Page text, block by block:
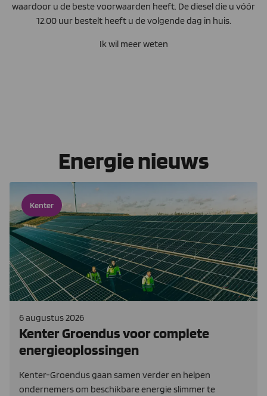
waardoor u de beste voorwaarden heeft. De diesel die u vóór
12.00 uur bestelt heeft u de volgende dag in huis.
Ik wil meer weten
Energie nieuws
Kenter
6 augustus 2026
Kenter Groendus voor complete
energieoplossingen
Kenter-Groendus gaan samen verder en helpen
ondernemers om beschikbare energie slimmer te